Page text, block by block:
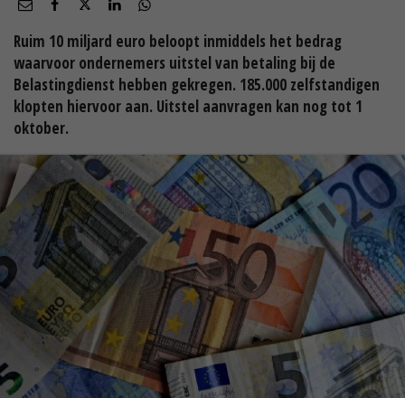
Ruim 10 miljard euro beloopt inmiddels het bedrag
waarvoor ondernemers uitstel van betaling bij de
Belastingdienst hebben gekregen. 185.000 zelfstandigen
klopten hiervoor aan. Uitstel aanvragen kan nog tot 1
oktober.